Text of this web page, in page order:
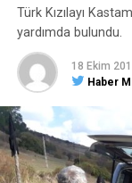
Facebook
ETIKETLER
SONRAKI HABER
Daday Muhtarlar
ÖNCEKI HABER
23 Nisan Ulusal
kutlandı
Türk Kızılayı
yardımda bulundu.
18 Ekim
Haber